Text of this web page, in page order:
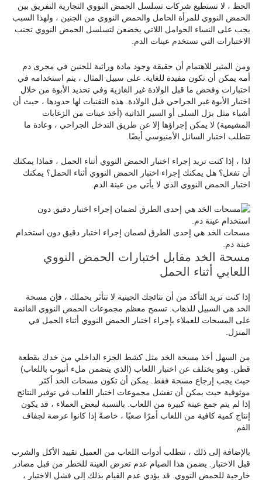
الحظ ، لا تستطيع شركات تسلسل الحمض النووي التجارية التفريق بين
الحمض النووي للمرأة الحامل والحمض النووي من الجنين ، ولهذا السبب
يجب على النساء الحوامل اللاتي يخضعن لتسلسل الحمض النووي تجنب
الاختبارات التي تستخدم عينات الدم.
ومن المثير للاهتمام أن حقيقة وجود مادة وراثية للجنين في مجرى دم
أمه يمكن أن تكون مفيدة للغاية. على سبيل المثال ، يتم استخدامه في
اختبارات وفحص ما قبل الولادة غير الغازية وفي تحديد الأبوة من خلال
اختبار الأبوة غير الجراحي قبل الولادة. هذه التقنيات لها حدودها ، حيث أن
أشياء مثل بزل السلى أو السير الذاتية (أخذ عينات من الزغابات
المشيمية) لا يمكن إجراؤها إلا عن طريق التدخل الجراحي ، وعادة ما
تتطلب اختبار السائل الأمنيوسي أيضًا.
لذا ، إذا كنت تريد إجراء اختبار الحمض النووي أثناء الحمل ، فماذا يمكنك
أن تفعل؟ هل يمكنك إجراء اختبار الحمض النووي أثناء الحمل؟ يمكنك
اختبار الحمض النووي الذي لا يأتي من عينة الدم.
مسحات الخد هي إحدى الطرق لضمان إجراء اختبار دقيق دون استخدام
عينة دم.
مسحة الخد مقابل اختبارات الحمض النووي
اللعابي أثناء الحمل
إذا كنت تريد التأكد من أن نتائجك الجينية لا تتأثر بحملك ، فإن مسحة
الخد هي السبيل للذهاب. تسمح معظم مجموعات الحمض النووي القائمة
على المسحات للعملاء بإجراء اختبار الحمض النووي أثناء الحمل في
المنزل.
من السهل أخذ مسحة الخد مثل كشط الجزء الداخلي من خدك بقطعة
قطن. وهو يختلف عن اختبار اللعاب (الذي يتضمن ملء أنبوب باللعاب)
حيث يجب إرجاع مسحة فقط. يمكن أن تكون مسحات الخد أكثر
موثوقية حيث يمكن أن تفشل مجموعات اختبار اللعاب في توفير النتائج
إذا لم يتم جمع عينة كبيرة من اللعاب. بالنسبة لبعض العملاء ، قد يكون
إنتاج كمية كافية من اللعاب أمرًا صعبًا ، خاصةً إذا كانوا عرضة لجفاف
الفم.
بالإضافة إلى ذلك ، تتطلب أدوات اللعاب من العميل تقييد الأكل والشرب
قبل الاختبار. يضمن هذا الصيام عدم تعرض العينة للخطر من قبل مصادر
خارجية للحمض النووي. قد يؤدي عدم القيام بذلك إلى فشل الاختبار ،